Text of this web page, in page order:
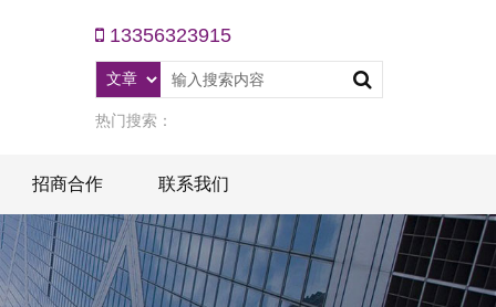
13356323915
热门搜索：
招商合作 联系我们